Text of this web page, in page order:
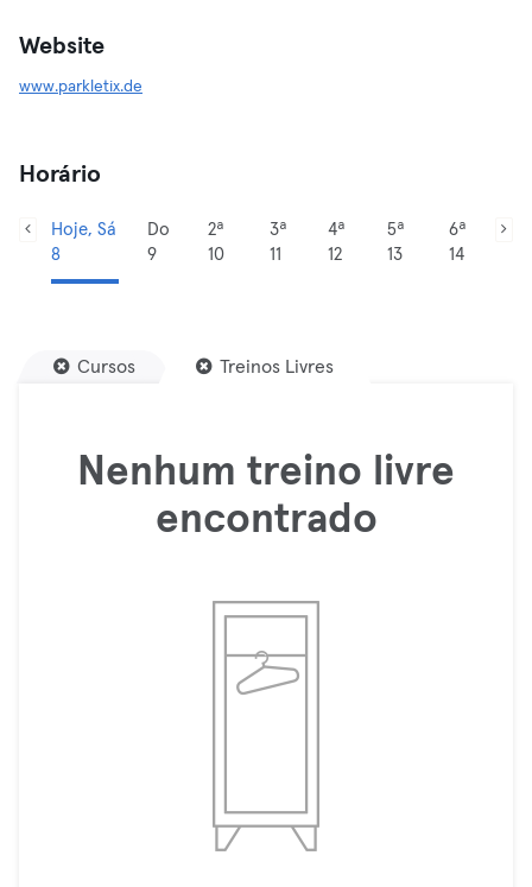
Website
www.parkletix.de
Horário
Hoje, Sá
8
Do
9
2ª
10
3ª
11
4ª
12
5ª
13
6ª
14
Cursos Treinos Livres
Nenhum treino livre
encontrado